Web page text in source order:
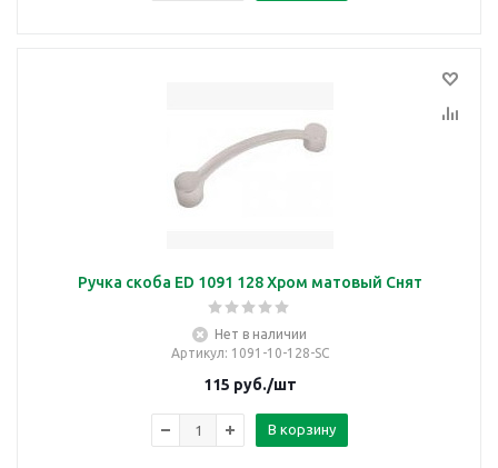
Ручка скоба ED 1091 128 Хром матовый Снят
Нет в наличии
Артикул: 1091-10-128-SC
115 руб./шт
В корзину